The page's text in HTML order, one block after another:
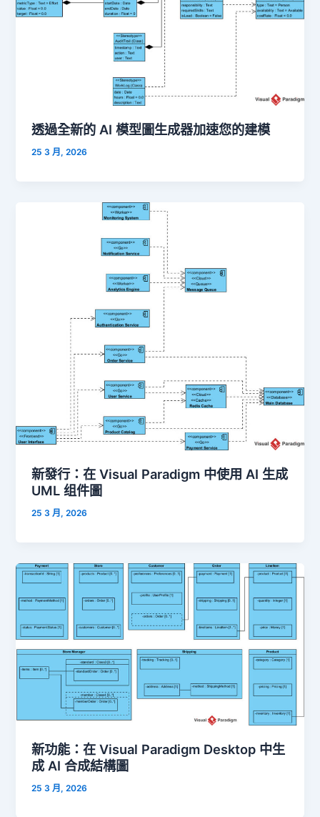
透過全新的 AI 模型圖生成器加速您的建模
25 3 月, 2026
新發行：在 Visual Paradigm 中使用 AI 生成
UML 组件圖
25 3 月, 2026
新功能：在 Visual Paradigm Desktop 中生
成 AI 合成結構圖
25 3 月, 2026